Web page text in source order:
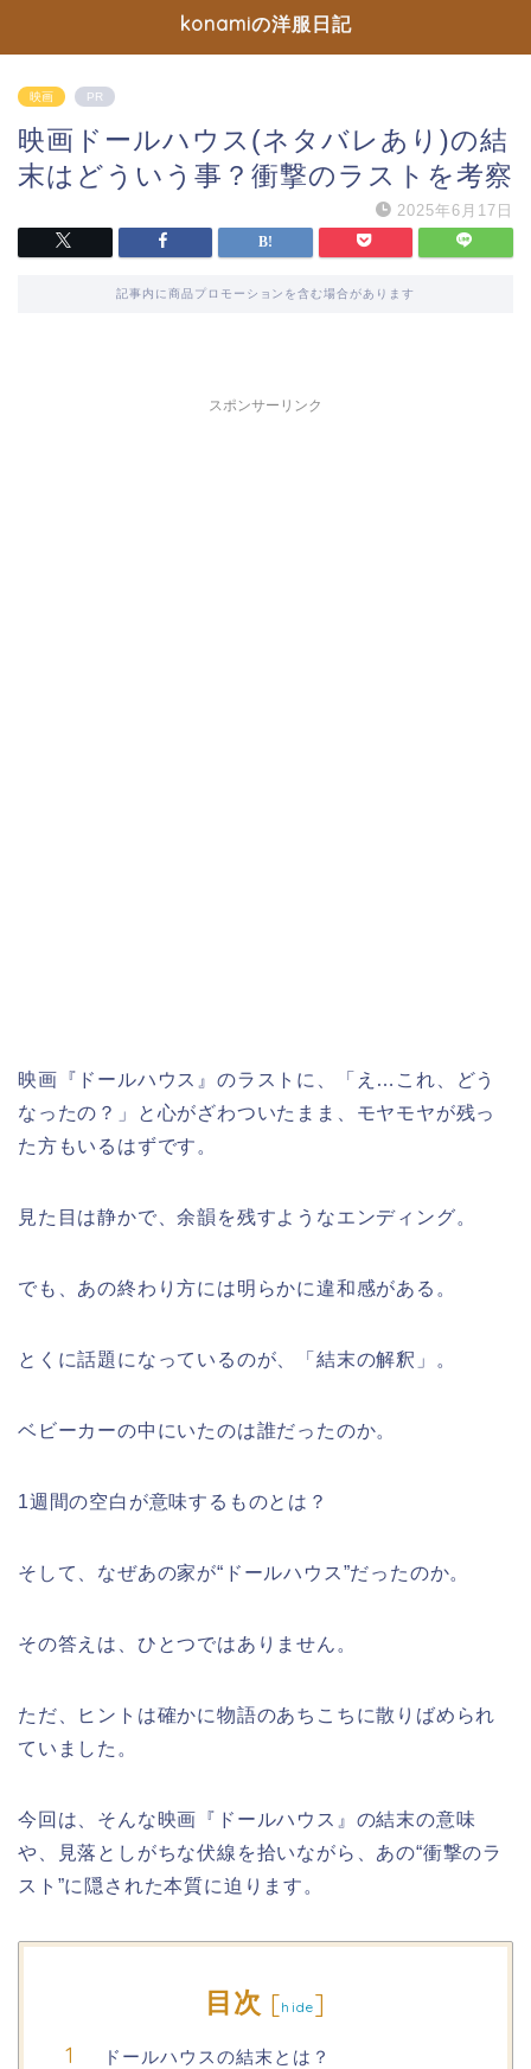
konamiの洋服日記
映画 PR
映画ドールハウス(ネタバレあり)の結
末はどういう事？衝撃のラストを考察
2025年6月17日
記事内に商品プロモーションを含む場合があります
スポンサーリンク
映画『ドールハウス』のラストに、「え…これ、どう
なったの？」と心がざわついたまま、モヤモヤが残っ
た方もいるはずです。
見た目は静かで、余韻を残すようなエンディング。
でも、あの終わり方には明らかに違和感がある。
とくに話題になっているのが、「結末の解釈」。
ベビーカーの中にいたのは誰だったのか。
1週間の空白が意味するものとは？
そして、なぜあの家が“ドールハウス”だったのか。
その答えは、ひとつではありません。
ただ、ヒントは確かに物語のあちこちに散りばめられ
ていました。
今回は、そんな映画『ドールハウス』の結末の意味
や、見落としがちな伏線を拾いながら、あの“衝撃のラ
スト”に隠された本質に迫ります。
目次 [hide]
ドールハウスの結末とは？